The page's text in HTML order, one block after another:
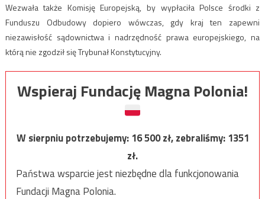
Wezwała także Komisję Europejską, by wypłaciła Polsce środki z
Funduszu Odbudowy dopiero wówczas, gdy kraj ten zapewni
niezawisłość sądownictwa i nadrzędność prawa europejskiego, na
którą nie zgodził się Trybunał Konstytucyjny.
Wspieraj Fundację Magna Polonia!
W sierpniu potrzebujemy:16 500zł, zebraliśmy:1351
zł.
Państwa wsparcie jest niezbędne dla funkcjonowania
Fundacji Magna Polonia.